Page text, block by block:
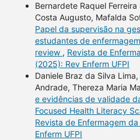
Bernardete Raquel
Costa Augusto, Mafalda
Papel da supervisão na
estudantes de
review , Revista de
(2025): Rev Enferm UFPI
Daniele Braz da Silva
Andrade, Thereza Maria
e evidências de validade
Focused Health Literacy
Revista de Enfermagem
Enferm UFPI